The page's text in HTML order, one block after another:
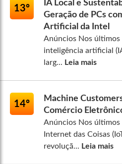
13º
IA Local e
Geração de PCs
Artificial da Intel
Anúncios Nos
inteligência artificial
larg... Leia mais
14º
Machine
Comércio
Anúncios Nos últimos
Internet das Coisas
revoluçã... Leia mais